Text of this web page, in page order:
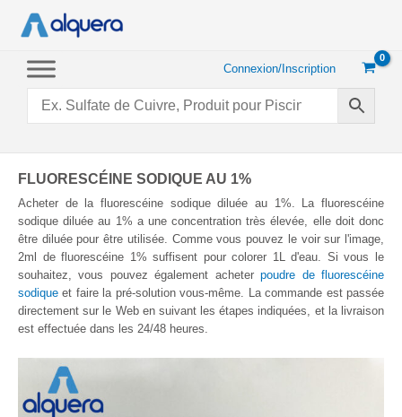
Connexion/Inscription
FLUORESCÉINE SODIQUE AU 1%
Acheter de la fluorescéine sodique diluée au 1%. La fluorescéine
sodique diluée au 1% a une concentration très élevée, elle doit donc
être diluée pour être utilisée. Comme vous pouvez le voir sur l'image,
2ml de fluorescéine 1% suffisent pour colorer 1L d'eau. Si vous le
souhaitez, vous pouvez également acheterpoudre de fluorescéine
sodique et faire la pré-solution vous-même. La commande est passée
directement sur le Web en suivant les étapes indiquées, et la livraison
est effectuée dans les 24/48 heures.